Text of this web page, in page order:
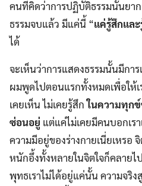
คนที่คิดว่าการปฏิบัติธรรมนั้นย
ธรรมจบแล้ว มีแค่นี้ “แค่รู้สึกแล
ได้
จะเห็นว่าการแสดงธรรมนั้นมีกา
ผมพูดไปตอนแรกทั้งหมดเพื่อให้เ
เคยเห็น ไม่เคยรู้สึกในความทุก
ซ่อนอยู่ แต่แค่ไม่เคยมีคนบอกเ
ความมีอยู่ของร่างกายเนี่ยเหรอ
หนักอึ้งทั้งหลายในจิตใจก็คลายไ
พุทธเราไม่ได้อยู่แค่นั้น ความจริ